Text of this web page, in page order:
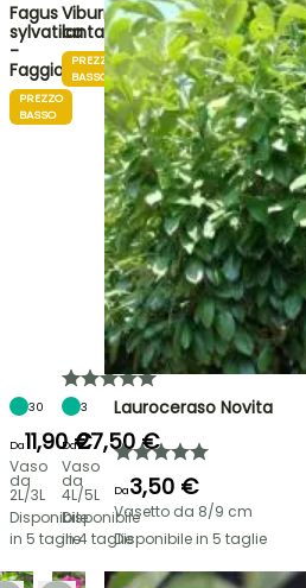
Fagus
sylvatica
-
Faggio
PREZZO
BASSO
30
Da11,90 €
Vaso
da
2L/3L
Disponibile
in 5 taglie
Viburnum
lantana
PREZZO
BASSO
3
Da27,50 €
Vaso
da
4L/5L
Disponibile
in 4 taglie
Lauroceraso Novita
Da3,50 €
Vasetto da 8/9 cm
Disponibile in 5 taglie